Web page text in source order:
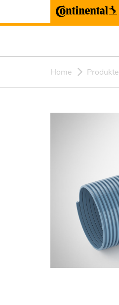
Home Produkte